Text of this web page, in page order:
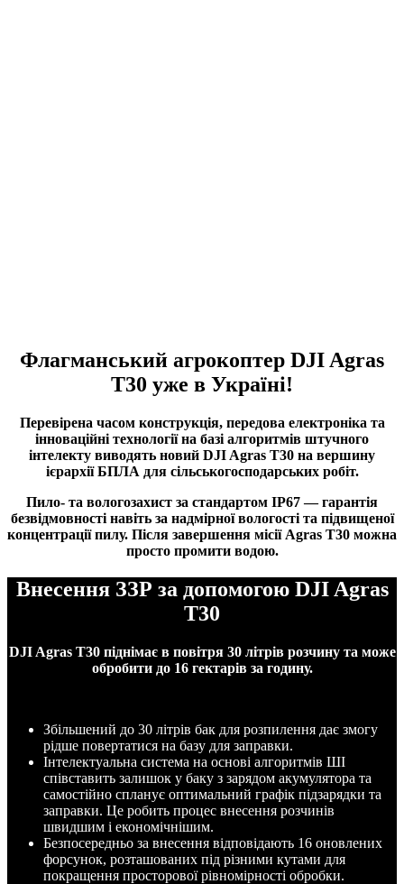
Флагманський агрокоптер DJI Agras
T30 уже в Україні!​
Перевірена часом конструкція, передова електроніка та
інноваційні технології на базі алгоритмів штучного
інтелекту виводять новий DJI Agras T30 на вершину
ієрархії БПЛА для сільськогосподарських робіт.
Пило- та вологозахист за стандартом IP67 — гарантія
безвідмовності навіть за надмірної вологості та підвищеної
концентрації пилу. Після завершення місії Agras T30 можна
просто промити водою.
Внесення ЗЗР за допомогою DJI Agras
T30
DJI Agras T30 піднімає в повітря 30 літрів розчину та може
обробити до 16 гектарів за годину.
Збільшений до 30 літрів бак для розпилення дає змогу
рідше повертатися на базу для заправки.
Інтелектуальна система на основі алгоритмів ШІ
співставить залишок у баку з зарядом акумулятора та
самостійно спланує оптимальний графік підзарядки та
заправки. Це робить процес внесення розчинів
швидшим і економічнішим.
Безпосередньо за внесення відповідають 16 оновлених
форсунок, розташованих під різними кутами для
покращення просторової рівномірності обробки.